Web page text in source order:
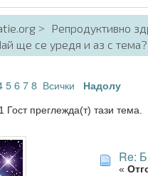
Репродуктивно
ще се уредя и аз с
5678 Всички Надолу
преглежда(т) тази тема.
Re:
«